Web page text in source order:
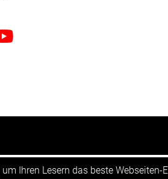
Ihren Lesern das beste